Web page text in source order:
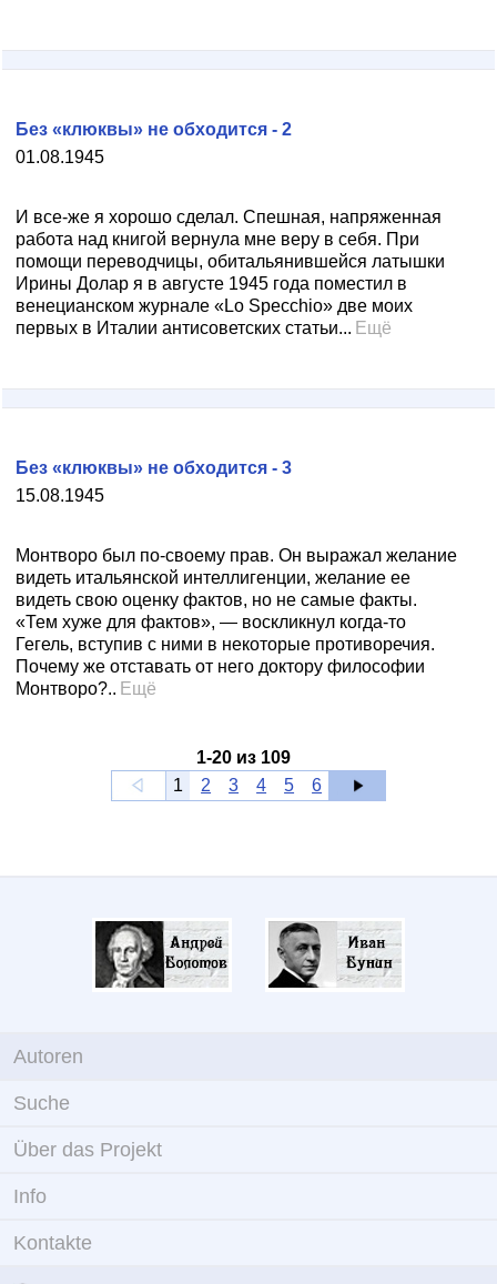
01.08.1945
Без «клюквы» не обходится - 2
И все-же я хорошо сделал. Спешная, напряженная
работа над книгой вернула мне веру в себя. При
помощи переводчицы, обитальянившейся латышки
Ирины Долар я в августе 1945 года поместил в
венецианском журнале «Lo Specchio» две моих
первых в Италии антисоветских статьи... Ещё
15.08.1945
Без «клюквы» не обходится - 3
Монтворо был по-своему прав. Он выражал желание
видеть итальянской интеллигенции, желание ее
видеть свою оценку фактов, но не самые факты.
«Тем хуже для фактов», — воскликнул когда-то
Гегель, вступив с ними в некоторые противоречия.
Почему же отставать от него доктору философии
Монтворо?.. Ещё
1-20из 109
1
2 3 4 5 6
Autoren
Suche
Über das Projekt
Info
Kontakte